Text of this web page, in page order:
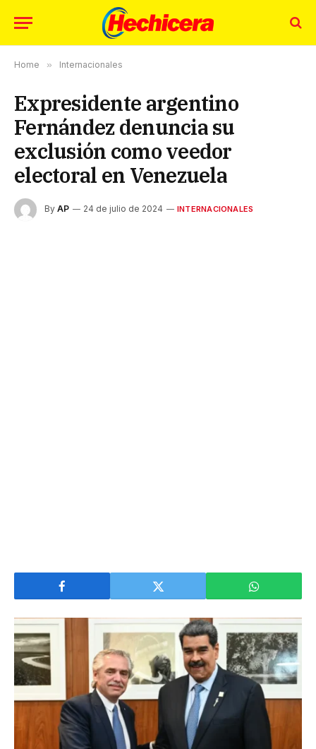
Home » Internacionales
Expresidente argentino
Fernández denuncia su
exclusión como veedor
electoral en Venezuela
By AP 24 de julio de 2024 INTERNACIONALES